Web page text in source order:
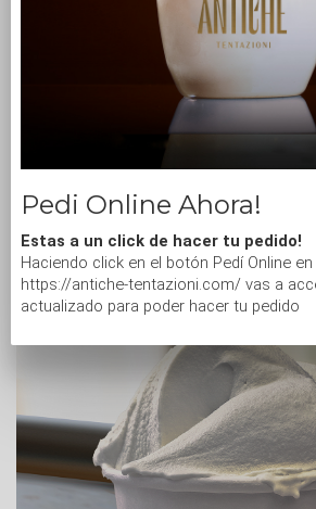
Pedi Online Ahora!
Estas a un click de hacer tu pedido!
Haciendo click en el botón Pedí Online
https://antiche-tentazioni.com/ vas a
actualizado para poder hacer tu pedido